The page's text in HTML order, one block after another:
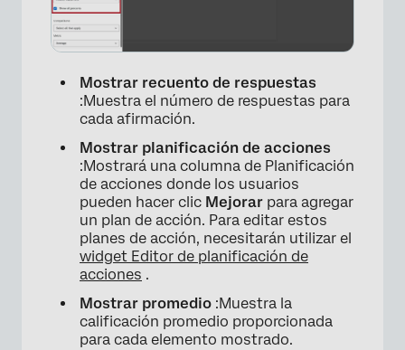
Mostrar recuento de respuestas
:Muestra el número de respuestas para
cada afirmación.
Mostrar planificación de acciones
:Mostrará una columna de Planificación
de acciones donde los usuarios
pueden hacer clic Mejorar para agregar
un plan de acción. Para editar estos
planes de acción, necesitarán utilizar el
widget Editor de planificación de
acciones .
Mostrar promedio :Muestra la
calificación promedio proporcionada
para cada elemento mostrado.